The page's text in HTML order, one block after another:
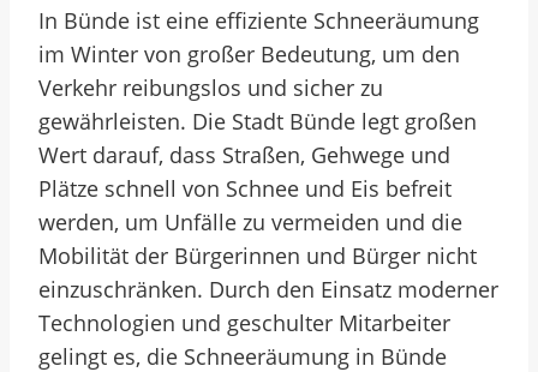
In Bünde ist eine effiziente Schneeräumung
im Winter von großer Bedeutung, um den
Verkehr reibungslos und sicher zu
gewährleisten. Die Stadt Bünde legt großen
Wert darauf, dass Straßen, Gehwege und
Plätze schnell von Schnee und Eis befreit
werden, um Unfälle zu vermeiden und die
Mobilität der Bürgerinnen und Bürger nicht
einzuschränken. Durch den Einsatz moderner
Technologien und geschulter Mitarbeiter
gelingt es, die Schneeräumung in Bünde